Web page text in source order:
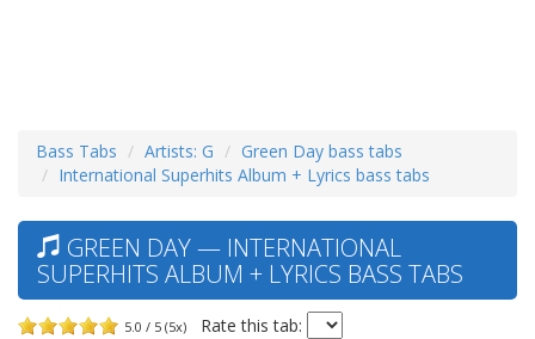
Bass Tabs Artists: G
Green Day bass tabs
International Superhits Album + Lyrics bass tabs
GREEN DAY — INTERNATIONAL
SUPERHITS ALBUM + LYRICS BASS TABS
5.0 / 5 (5x) Rate this tab: